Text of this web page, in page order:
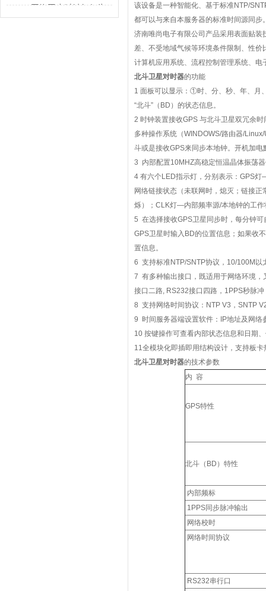
解决的不只是校时
GPS网络同步时钟如何为
该设备是一种智能化、基于标准NTP/
都可以与来自本服务器的标准时间源同步
济南唯尚电子有限公司产品采用表面贴
差、不受地域气候等环境条件限制、性
计算机应用系统、流程控制管理系统、电
北斗卫星对时器的功能
1 面板可以显示： ①时、分、秒、年、月
“北斗” （ BD ）的状态信息。
2 时钟装置接收GPS 与北斗卫星双冗余
多种操作系统（WINDOWS/路由器/Linux/
斗或是接收GPS来同步本地钟。开机加电
3 内部配置10MHZ高稳定恒温晶体振荡
4 有六个 LED指示灯，分别表示： GPS灯
网络链接状态（未联网时，熄灭；链接正
烁）； CLK灯—内部频率源/本地钟的工
5 在选择接收GPS卫星同步时，每分钟
GPS卫星时输入 BD的位置信息；如果收
置信息。
6 支持标准NTP/SNTP协议， 10/100M 以
7 有多种输出接口，既适用于网络环境
接口二路, RS232接口四路， 1PPS秒脉冲
8 支持网络时间协议： NTP V3 ， SNTP
9 时间服务器端设置软件： IP地址及网络
10 按键操作可查看内部状态信息和日期
11全模块化即插即用结构设计，支持板
北斗卫星对时器的技术参数
内 容
GPS特性
北斗（ BD ）特性
内部频标
1PPS同步脉冲输出
网络校时
网络时间协议
RS232串行口